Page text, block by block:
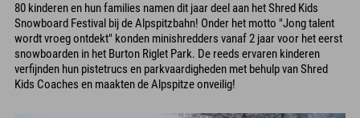
80 kinderen en hun families namen dit jaar deel aan het Shred Kids
Snowboard Festival bij de Alpspitzbahn! Onder het motto "Jong talent
wordt vroeg ontdekt" konden minishredders vanaf 2 jaar voor het eerst
snowboarden in het Burton Riglet Park. De reeds ervaren kinderen
verfijnden hun pistetrucs en parkvaardigheden met behulp van Shred
Kids Coaches en maakten de Alpspitze onveilig!